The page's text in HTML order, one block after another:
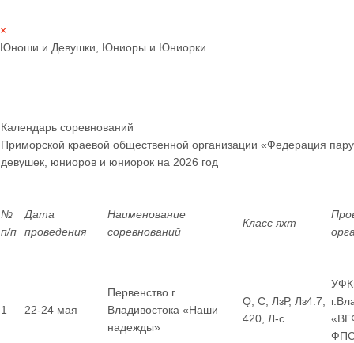
×
Юноши и Девушки, Юниоры и Юниорки
Календарь соревнований
Приморской краевой общественной организации «Федерация
девушек, юниоров и юниорок на 2026 год
№
п/п
Дата
проведения
Наименование
соревнований
Класс яхт
1 22-24 мая
Первенство г.
Владивостока «Наши
надежды»
Q, С, ЛзР, Лз4.7,
420, Л-с